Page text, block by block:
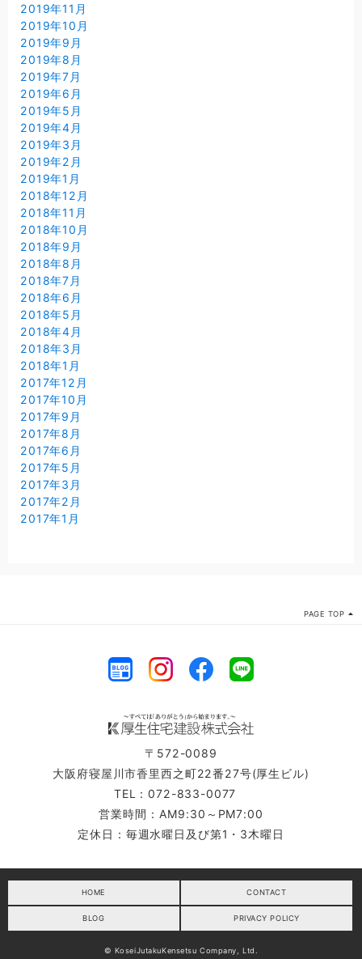
2019年11月
2019年10月
2019年9月
2019年8月
2019年7月
2019年6月
2019年5月
2019年4月
2019年3月
2019年2月
2019年1月
2018年12月
2018年11月
2018年10月
2018年9月
2018年8月
2018年7月
2018年6月
2018年5月
2018年4月
2018年3月
2018年1月
2017年12月
2017年10月
2017年9月
2017年8月
2017年6月
2017年5月
2017年3月
2017年2月
2017年1月
PAGE TOP
〒572-0089
大阪府寝屋川市香里西之町22番27号(厚生ビル)
TEL：072-833-0077
営業時間：AM9:30～PM7:00
定休日：毎週水曜日及び第1・3木曜日
HOME CONTACT
BLOG PRIVACY POLICY
© KoseiJutakuKensetsu Company, Ltd.